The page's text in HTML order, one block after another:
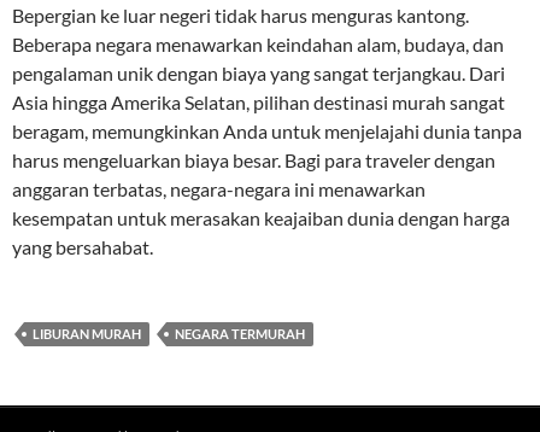
Bepergian ke luar negeri tidak harus menguras kantong.
Beberapa negara menawarkan keindahan alam, budaya, dan
pengalaman unik dengan biaya yang sangat terjangkau. Dari
Asia hingga Amerika Selatan, pilihan destinasi murah sangat
beragam, memungkinkan Anda untuk menjelajahi dunia tanpa
harus mengeluarkan biaya besar. Bagi para traveler dengan
anggaran terbatas, negara-negara ini menawarkan
kesempatan untuk merasakan keajaiban dunia dengan harga
yang bersahabat.
LIBURAN MURAH NEGARA TERMURAH